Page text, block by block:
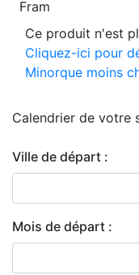
Fram
Ce produit n'est
Cliquez-ici pour
Minorque moins
Calendrier de votre
Ville de départ :
Mois de départ :